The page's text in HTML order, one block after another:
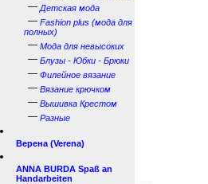
— Детская мода
— Fashion plus (мода для
полных)
— Мода для невысоких
— Блузы - Юбки - Брюки
— Филейное вязание
— Вязание крючком
— Вышивка Крестом
— Разные
Верена (Verena)
ANNA BURDA Spaß an
Handarbeiten